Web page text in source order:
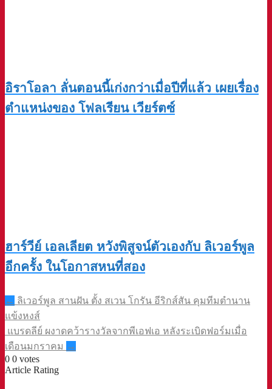
อิราโอลา ลั่นตอนนี้เก่งกว่าเมื่อปีที่แล้ว เผยเรื่อง
ตำแหน่งของ โฟลเรียน เวียร์ตซ์
ฮาร์วีย์ เอลเลียต หวังพิสูจน์ตัวเองกับ ลิเวอร์พูล
อีกครั้ง ในโอกาสหนที่สอง
Post
navigation
← ลิเวอร์พูล สานฝัน ตั้ง สเวน โกรัน อีริกส์สัน คุมทีมตำนาน
แข้งหงส์
แบรดลีย์ ผงาดคว้ารางวัลจากพีเอฟเอ หลังระเบิดฟอร์มเมื่อ
เดือนมกราคม →
0 0 votes
Article Rating